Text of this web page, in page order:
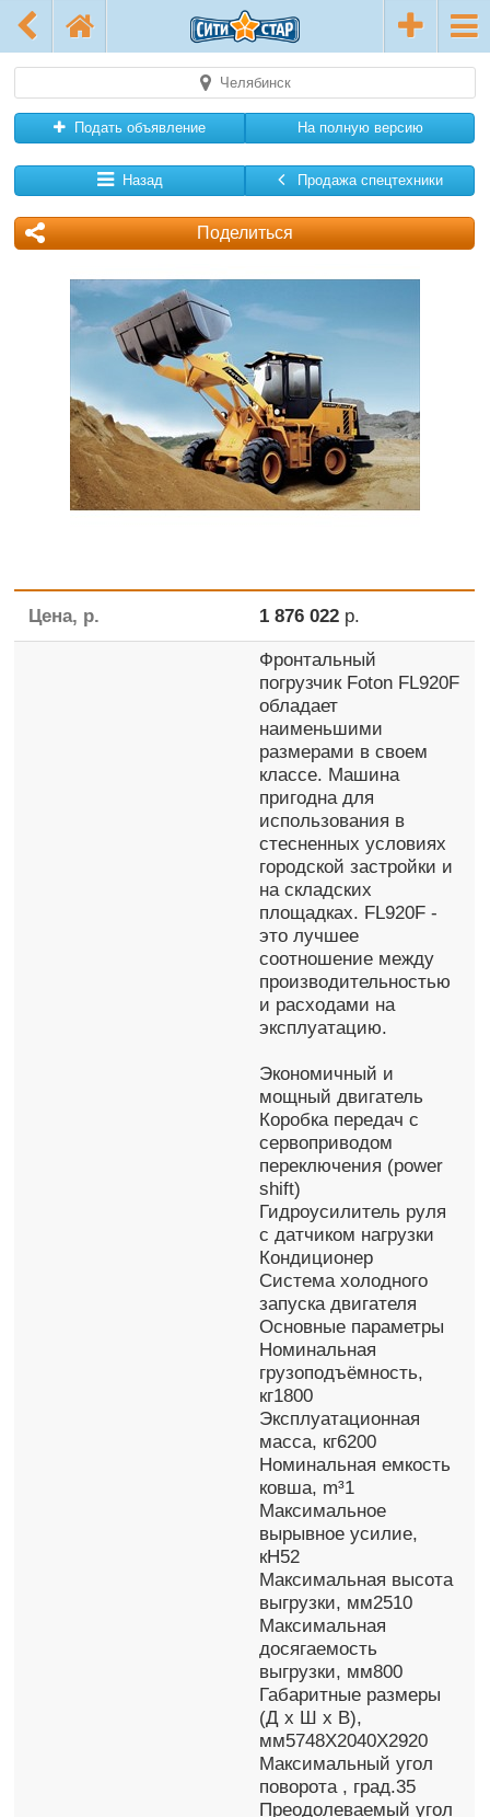
Челябинск
Подать объявление На полную версию
Назад Продажа спецтехники
Поделиться
Цена, р. 1 876 022 р.
Фронтальный
погрузчик Foton FL920F
обладает
наименьшими
размерами в своем
классе. Машина
пригодна для
использования в
стесненных условиях
городской застройки и
на складских
площадках. FL920F -
это лучшее
соотношение между
производительностью
и расходами на
эксплуатацию.
Экономичный и
мощный двигатель
Коробка передач с
сервоприводом
переключения (power
shift)
Гидроусилитель руля
с датчиком нагрузки
Кондиционер
Система холодного
запуска двигателя
Основные параметры
Номинальная
грузоподъёмность,
кг1800
Эксплуатационная
масса, кг6200
Номинальная емкость
ковша, m³1
Максимальное
вырывное усилие,
кН52
Максимальная высота
выгрузки, мм2510
Максимальная
досягаемость
выгрузки, мм800
Габаритные размеры
(Д х Ш х В),
мм5748Х2040Х2920
Максимальный угол
поворота , град.35
Преодолеваемый угол